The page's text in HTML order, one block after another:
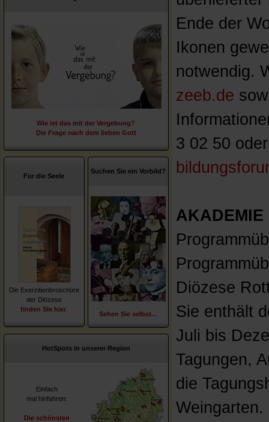
Wie ist das mit der Vergebung?
Die Frage nach dem lieben Gott
Für die Seele
Die Exerzitienbroschüre
der Diözese
finden Sie hier
Suchen Sie ein Vorbild?
Sehen Sie selbst...
HotSpots in unserer Region
Einfach
mal hinfahren:
Die schönsten
Ende der
Ikonen
notwendig.
zeeb.de
3 02 50 oder
AKADEMIE
Diözese
Sie enthält
Juli bis
Tagungen,
die
Weingarten.